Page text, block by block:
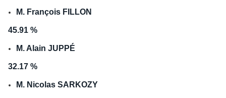
M. François FILLON
45.91 %
M. Alain JUPPÉ
32.17 %
M. Nicolas SARKOZY